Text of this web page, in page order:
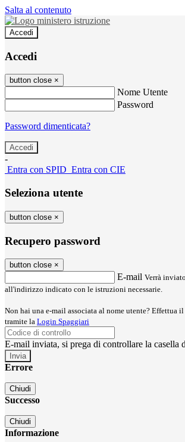
Salta al contenuto
Accedi
Accedi
button close ×
Nome Utente
Password
Password dimenticata?
-
Entra con SPID Entra con CIE
Seleziona utente
button close ×
Recupero password
button close ×
E-mail Verrà
all'indirizzo indicato con le istruzioni necessarie.
Non hai una e-mail associata al nome utente? Effettua
tramite la Login Spaggiari
E-mail inviata, si prega di controllare la casella
Errore
Chiudi
Successo
Chiudi
Informazione